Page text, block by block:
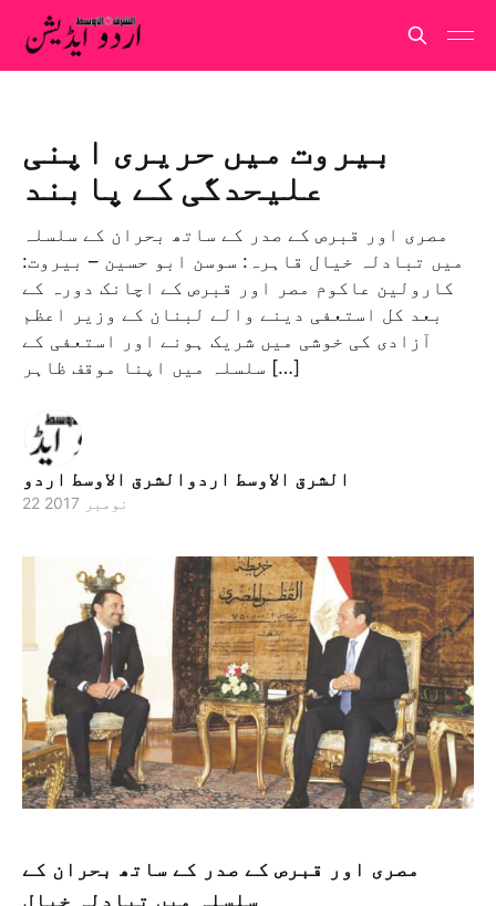
بیروت میں حریری اپنی
علیحدگی کے پابند
مصری اور قبرص کے صدر کے ساتھ بحران کے سلسلہ
میں تبادلہ خیال قاہرہ: سوسن ابو حسین – بیروت:
کارولین عاکوم مصر اور قبرص کے اچانک دورہ کے
بعد کل استعفی دینے والے لبنان کے وزیر اعظم
آزادی کی خوشی میں شریک ہونے اور استعفی کے
سلسلہ میں اپنا موقف ظاہر […]
الشرق الاوسط اردوالشرق الاوسط اردو
22 نومبر 2017
مصری اور قبرص کے صدر کے ساتھ بحران کے
سلسلہ میں تبادلہ خیال